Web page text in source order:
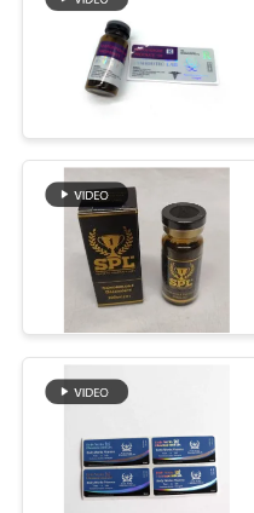
Kasten
Medizin-
Aufkleber